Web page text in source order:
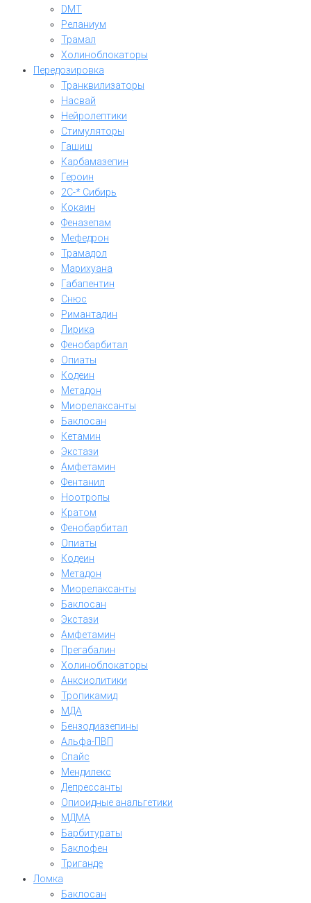
DMT
Реланиум
Трамал
Холиноблокаторы
Передозировка
Транквилизаторы
Насвай
Нейролептики
Стимуляторы
Гашиш
Карбамазепин
Героин
2C-* Сибирь
Кокаин
Феназепам
Мефедрон
Трамадол
Марихуана
Габапентин
Снюс
Римантадин
Лирика
Фенобарбитал
Опиаты
Кодеин
Метадон
Миорелаксанты
Баклосан
Кетамин
Экстази
Амфетамин
Фентанил
Ноотропы
Кратом
Фенобарбитал
Опиаты
Кодеин
Метадон
Миорелаксанты
Баклосан
Экстази
Амфетамин
Прегабалин
Холиноблокаторы
Анксиолитики
Тропикамид
МДА
Бензодиазепины
Альфа-ПВП
Спайс
Мендилекс
Депрессанты
Опиоидные анальгетики
МДМА
Барбитураты
Баклофен
Триганде
Ломка
Баклосан